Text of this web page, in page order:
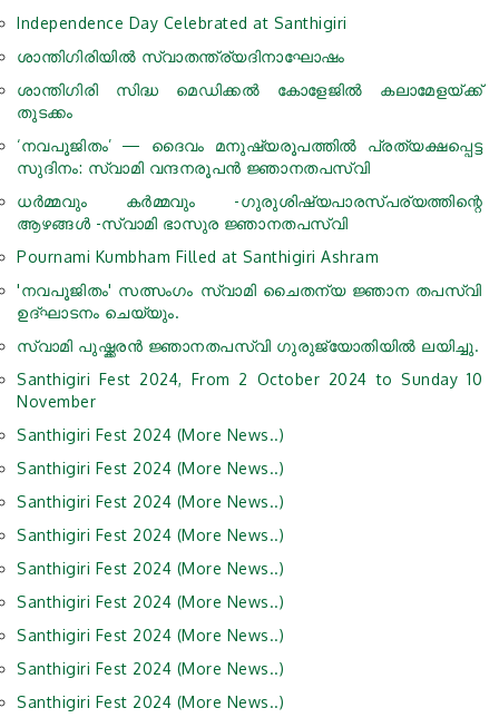
Independence Day Celebrated at Santhigiri
ശാന്തിഗിരിയിൽ സ്വാതന്ത്ര്യദിനാഘോഷം
ശാന്തിഗിരി സിദ്ധ മെഡിക്കൽ കോളേജിൽ കലാമേളയ്ക്ക്
തുടക്കം
‘നവപൂജിതം’ — ദൈവം മനുഷ്യരൂപത്തിൽ പ്രത്യക്ഷപ്പെട്ട
സുദിനം: സ്വാമി വന്ദനരൂപൻ ജ്ഞാനതപസ്വി
ധർമ്മവും കർമ്മവും -ഗുരുശിഷ്യപാരസ്പര്യത്തിന്റെ
ആഴങ്ങൾ -സ്വാമി ഭാസുര ജ്ഞാനതപസ്വി
Pournami Kumbham Filled at Santhigiri Ashram
'നവപൂജിതം' സത്സംഗം സ്വാമി ചൈതന്യ ജ്ഞാന തപസ്വി
ഉദ്ഘാടനം ചെയ്യും.
സ്വാമി പുഷ്ക്കരൻ ജ്ഞാനതപസ്വി ഗുരുജ്യോതിയില്‍ ലയിച്ചു.
Santhigiri Fest 2024, From 2 October 2024 to Sunday 10
November
Santhigiri Fest 2024 (More News..)
Santhigiri Fest 2024 (More News..)
Santhigiri Fest 2024 (More News..)
Santhigiri Fest 2024 (More News..)
Santhigiri Fest 2024 (More News..)
Santhigiri Fest 2024 (More News..)
Santhigiri Fest 2024 (More News..)
Santhigiri Fest 2024 (More News..)
Santhigiri Fest 2024 (More News..)